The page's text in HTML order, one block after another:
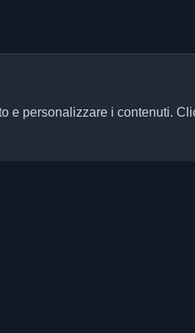
personalizzare i contenuti.